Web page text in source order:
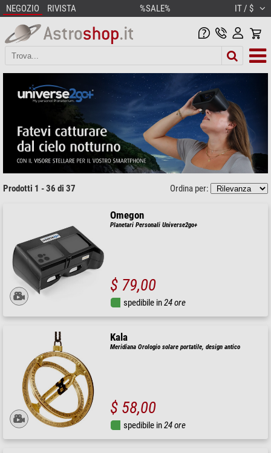
NEGOZIO RIVISTA %SALE% IT / $
Prodotti 1 - 36 di 37 Ordina per:
Omegon
Planetari Personali Universe2go+
$ 79,00
spedibile in24 ore
Kala
Meridiana Orologio solare portatile, design antico
$ 58,00
spedibile in24 ore